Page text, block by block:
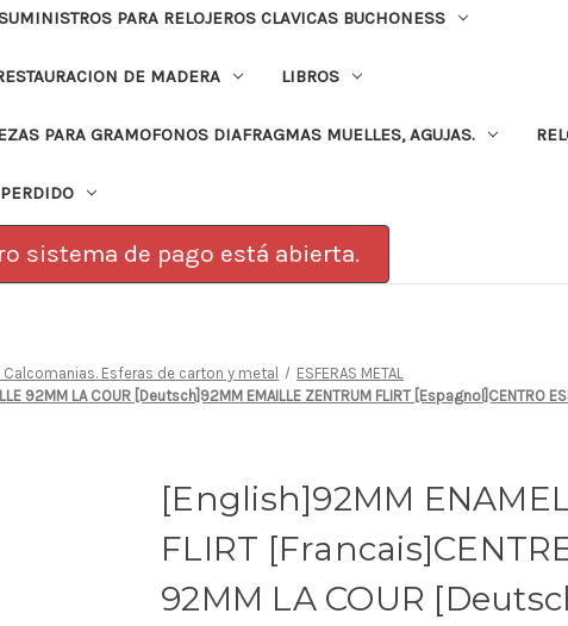
SUMINISTROS PARA RELOJEROS CLAVICAS BUCHONESS
DE MADERA LIBROS
PARA GRAMOFONOS DIAFRAGMAS MUELLES, AGUJAS.
PERDIDO
sistema de pago está abierta.
Calcomanias. Esferas de carton y metal
ESFERAS METAL
92MM LA COUR [Deutsch]92MM EMAILLE ZENTRUM FLIRT [Espagnol]CENTRO
[English]92MM
FLIRT
92MM LA COUR